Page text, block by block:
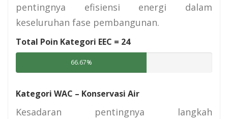
pentingnya efisiensi energi dalam
keseluruhan fase pembangunan.
Total Poin Kategori EEC = 24
66.67%
Kategori WAC – Konservasi Air
Kesadaran pentingnya langkah